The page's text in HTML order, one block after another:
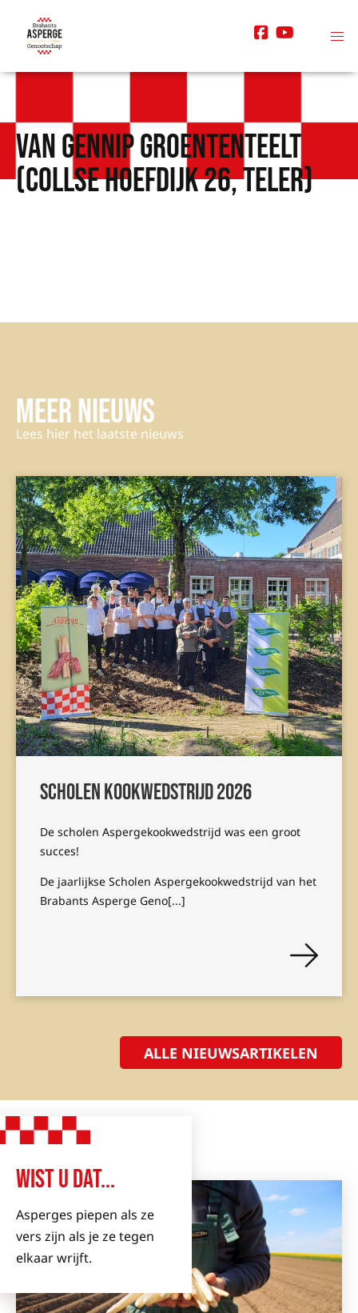
van Gennip Groententeelt
(Collse Hoefdijk 26, Teler)
Meer nieuws
Lees hier het laatste nieuws
Scholen kookwedstrijd 2026
De scholen Aspergekookwedstrijd was een groot
succes!
De jaarlijkse Scholen Aspergekookwedstrijd van het
Brabants Asperge Geno[...]
ALLE NIEUWSARTIKELEN
WIST U DAT...
Asperges piepen als ze
vers zijn als je ze tegen
elkaar wrijft.